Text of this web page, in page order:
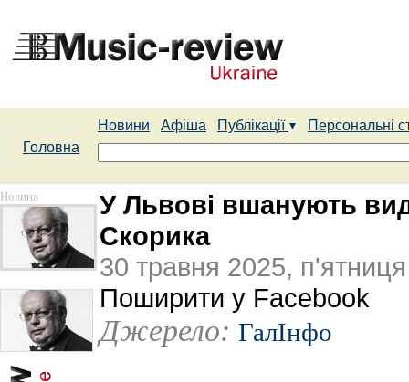
Новини Афіша Публікації
Персональні
Головна
Новина
У Львові вшанують
Скорика
30 травня 2025, п'ятниця
Поширити у Facebook
Джерело: ГалIнфо